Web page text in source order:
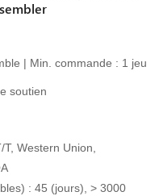
| Min. commande : 1 jeu
soutien
T, Western Union,
: 45 (jours), > 3000